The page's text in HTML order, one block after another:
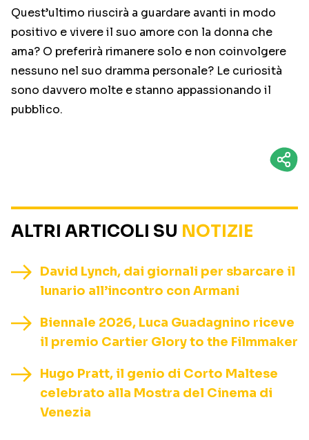
Quest’ultimo riuscirà a guardare avanti in modo
positivo e vivere il suo amore con la donna che
ama? O preferirà rimanere solo e non coinvolgere
nessuno nel suo dramma personale? Le curiosità
sono davvero molte e stanno appassionando il
pubblico.
ALTRI ARTICOLI SU NOTIZIE
David Lynch, dai giornali per sbarcare il
lunario all’incontro con Armani
Biennale 2026, Luca Guadagnino riceve
il premio Cartier Glory to the Filmmaker
Hugo Pratt, il genio di Corto Maltese
celebrato alla Mostra del Cinema di
Venezia